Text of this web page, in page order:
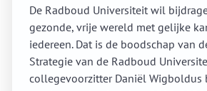
De Radboud Universiteit wil
gezonde, vrije wereld met gelijke
iedereen. Dat is de boodschap van
Strategie van de Radboud
collegevoorzitter Daniël Wigboldus